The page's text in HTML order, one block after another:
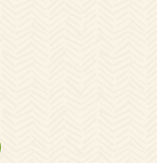
PINTEREST
OP YOUTUBE
OP TIKTOK